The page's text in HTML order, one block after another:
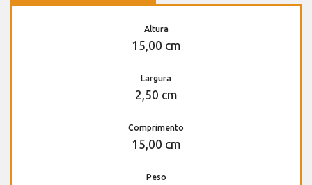
Altura
15,00 cm
Largura
2,50 cm
Comprimento
15,00 cm
Peso